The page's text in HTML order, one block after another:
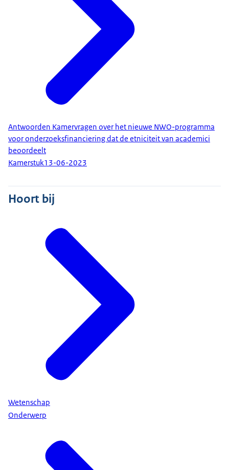
Antwoorden Kamervragen over het nieuwe NWO-programma
voor onderzoeksfinanciering dat de etniciteit van academici
beoordeelt
Kamerstuk13-06-2023
Hoort bij
Wetenschap
Onderwerp